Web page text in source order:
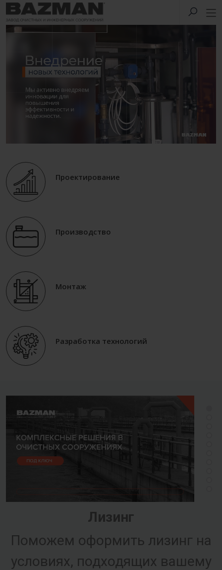
Проектирование
Производство
Монтаж
Разработка технологий
Лизинг
Поможем оформить лизинг на
условиях, подходящих вашему